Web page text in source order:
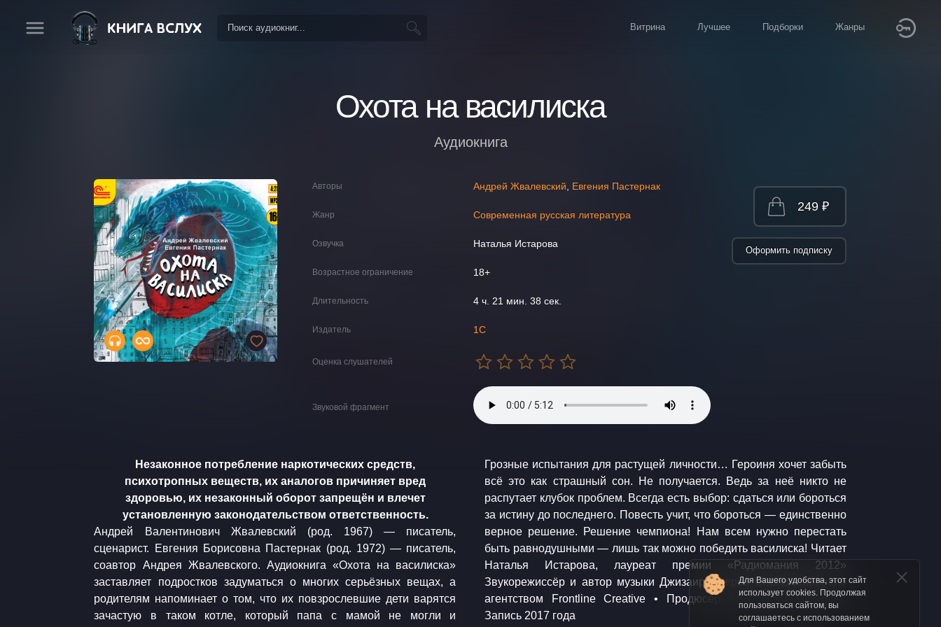
Витрина Лучшее Подборки Жанры
Охота на василиска
Аудиокнига
Авторы Андрей Жвалевский Евгения Пастернак
Жанр Современная русская литература
Озвучка Наталья Истарова
Возрастное ограничение 18+
Длительность 4 ч. 21 мин. 38 сек.
Издатель 1С
Оценка слушателей
Звуковой фрагмент
249 ₽
Оформить подписку
​Незаконное потребление наркотических средств,
психотропных веществ, их аналогов причиняет вред
здоровью, их незаконный оборот запрещён и влечет
установленную законодательством ответственность.
Андрей Валентинович Жвалевский (род. 1967) — писатель,
сценарист. Евгения Борисовна Пастернак (род. 1972) — писатель,
соавтор Андрея Жвалевского. Аудиокнига «Охота на василиска»
заставляет подростков задуматься о многих серьёзных вещах, а
родителям напоминает о том, что их повзрослевшие дети варятся
зачастую в таком котле, который папа с мамой не могли и
Грозные испытания для растущей личности… Героиня хочет забыть
всё это как страшный сон. Не получается. Ведь за неё никто не
распутает клубок проблем. Всегда есть выбор: сдаться или бороться
за истину до последнего. Повесть учит, что бороться — единственно
верное решение. Решение чемпиона! Нам всем нужно перестать
быть равнодушными — лишь так можно победить василиска! Читает
Наталья Истарова, лауреат премии «Радиомания 2012»
Звукорежиссёр и автор музыки Джизаир Умеров Спродюсировано
агентством Frontline Creative • Продюсер Константин Барышев
Запись 2017 года
Для Вашего удобства, этот сайт
использует cookies. Продолжая
пользоваться сайтом, вы
соглашаетесь с использованием